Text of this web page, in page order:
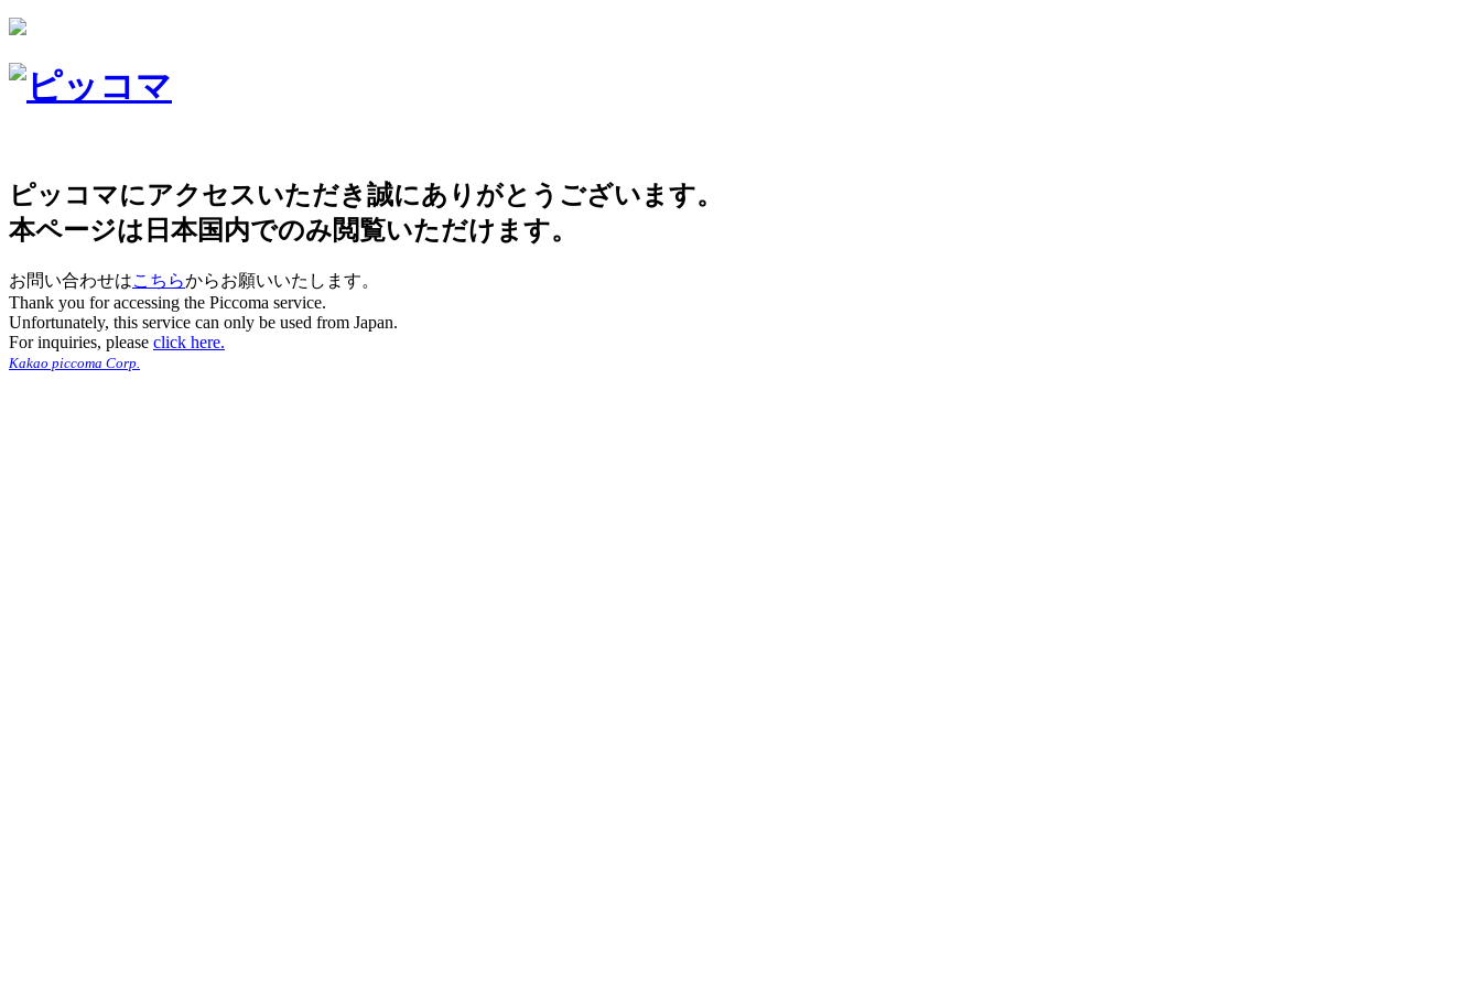
ピッコマにアクセスいただき誠にありがとうございます。
本ページは日本国内でのみ閲覧いただけます。
お問い合わせはこちらからお願いいたします。
Thank you for accessing the Piccoma service.
Unfortunately, this service can only be used from Japan.
For inquiries, please click here.
Kakao piccoma Corp.